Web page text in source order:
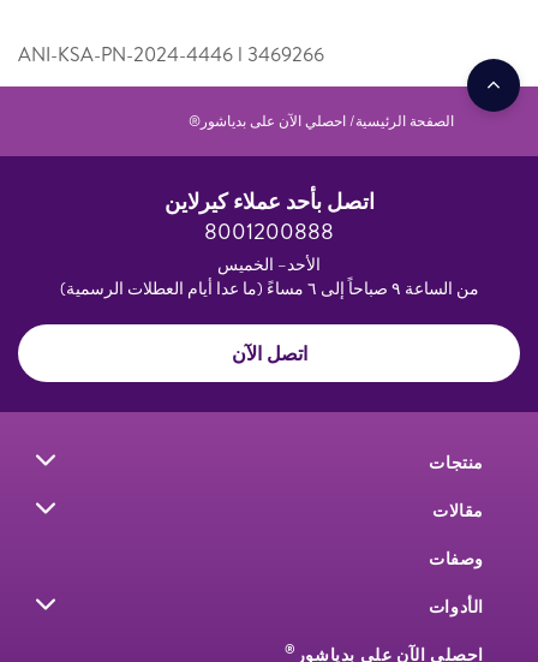
ANI-KSA-PN-2024-4446 l 346­9266
الصفحة الرئيسية احصلي الآن على بدياشور®
اتصل بأحد عملاء كيرلاين
8001200888
الأحد– الخميس
من الساعة ٩ صباحاً إلى ٦ مساءً (ما عدا أيام العطلات الرسمية)
اتصل الآن
منتجات
مقالات
وصفات
الأدوات
احصلي الآن على بدياشور ®